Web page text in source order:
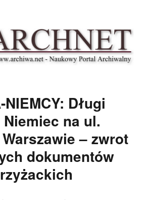
Długi
na ul.
– zwrot
dokumentów